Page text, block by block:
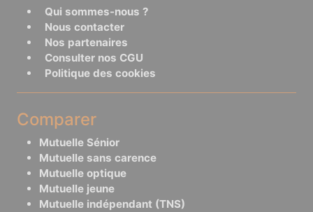
Qui sommes-nous ?
Nous contacter
Nos partenaires
Consulter nos CGU
Politique des cookies
Comparer
Mutuelle Sénior
Mutuelle sans carence
Mutuelle optique
Mutuelle jeune
Mutuelle indépendant (TNS)